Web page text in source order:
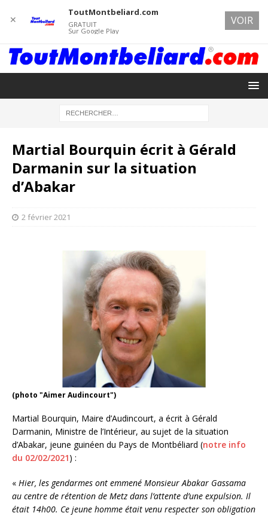
Martial Bourquin écrit à Gérald
Darmanin sur la situation
d’Abakar
2 février 2021
(photo "Aimer Audincourt")
Martial Bourquin, Maire d’Audincourt, a écrit à Gérald
Darmanin, Ministre de l’Intérieur, au sujet de la situation
d’Abakar, jeune guinéen du Pays de Montbéliard (notre info
du 02/02/2021) :
« Hier, les gendarmes ont emmené Monsieur Abakar Gassama
au centre de rétention de Metz dans l’attente d’une expulsion. Il
était 14h00. Ce jeune homme était venu respecter son obligation
✕
ToutMontbeliard.com
GRATUIT
Sur Google Play
VOIR